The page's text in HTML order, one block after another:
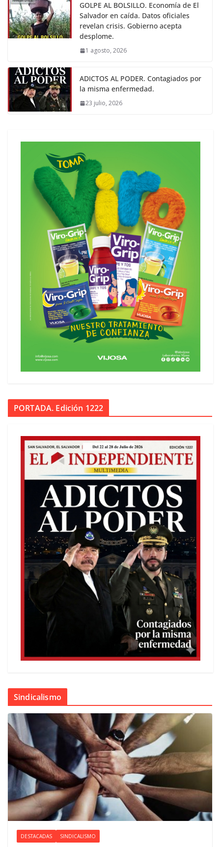
GOLPE AL BOLSILLO. Economía de El
Salvador en caída. Datos oficiales
revelan crisis. Gobierno acepta
desplome.
1 agosto, 2026
ADICTOS AL PODER. Contagiados por
la misma enfermedad.
23 julio, 2026
PORTADA. Edición 1222
Sindicalismo
DESTACADAS SINDICALISMO